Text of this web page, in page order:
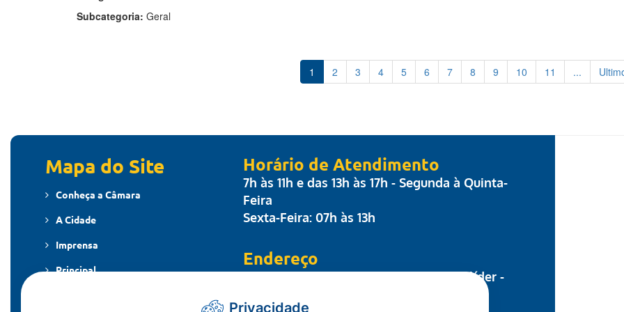
Subcategoria: Geral
1 2 3 4 5 6 7 8 9 10 11 ...
Horário de Atendimento
7h às 11h e das 13h às 17h - Segunda à Quinta-
Feira
Sexta-Feira: 07h às 13h
Endereço
Travessa dos Parecis, nº 17 - Centro Colíder -
Mapa do Site
Conheça a Câmara
A Cidade
Imprensa
Principal
Privacidade